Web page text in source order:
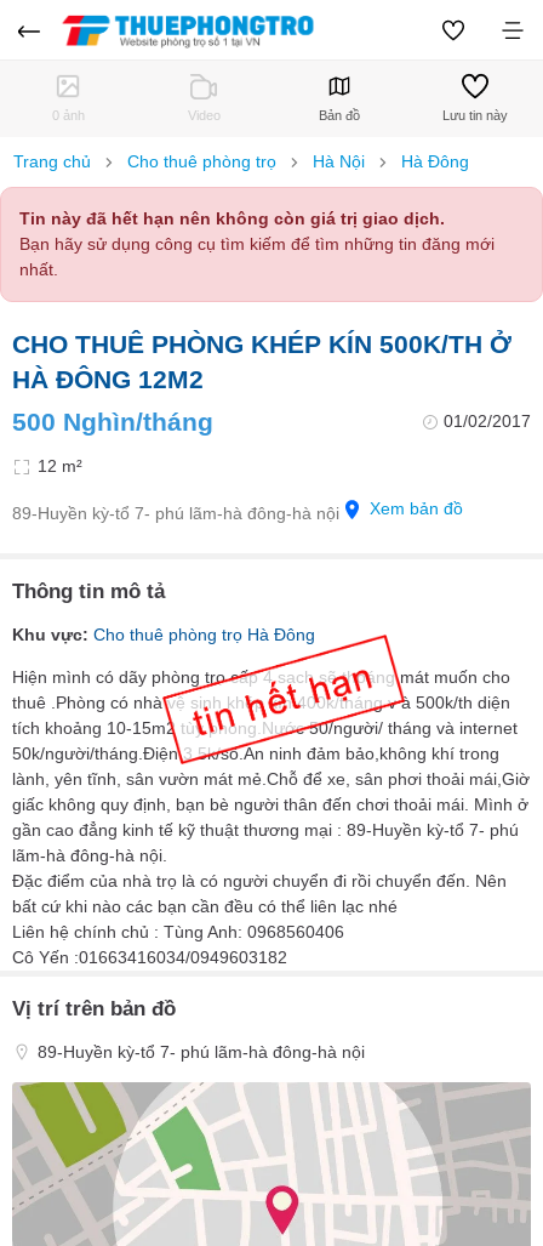
0 ảnh Video Bản đồ Lưu tin này
Trang chủ Cho thuê phòng trọ Hà Nội Hà Đông
Tin này đã hết hạn nên không còn giá trị giao dịch.
Bạn hãy sử dụng công cụ tìm kiếm để tìm những tin đăng mới
nhất.
CHO THUÊ PHÒNG KHÉP KÍN 500K/TH Ở
HÀ ĐÔNG 12M2
500 Nghìn/tháng
01/02/2017
12 m²
89-Huyền kỳ-tổ 7- phú lãm-hà đông-hà nội Xem bản đồ
Thông tin mô tả
Khu vực: Cho thuê phòng trọ Hà Đông
Hiện mình có dãy phòng trọ cấp 4 sạch sẽ thoáng mát muốn cho
thuê .Phòng có nhà vệ sinh khép kín 400k/tháng v à 500k/th diện
tích khoảng 10-15m2 tùy phòng.Nước 50/người/ tháng và internet
50k/người/tháng.Điện 3.5k/số.An ninh đảm bảo,không khí trong
lành, yên tĩnh, sân vườn mát mẻ.Chỗ để xe, sân phơi thoải mái,Giờ
giấc không quy định, bạn bè người thân đến chơi thoải mái. Mình ở
gần cao đẳng kinh tế kỹ thuật thương mại : 89-Huyền kỳ-tổ 7- phú
lãm-hà đông-hà nội.
Đặc điểm của nhà trọ là có người chuyển đi rồi chuyển đến. Nên
bất cứ khi nào các bạn cần đều có thể liên lạc nhé
Liên hệ chính chủ : Tùng Anh: 0968560406
Cô Yến :01663416034/0949603182
Vị trí trên bản đồ
89-Huyền kỳ-tổ 7- phú lãm-hà đông-hà nội